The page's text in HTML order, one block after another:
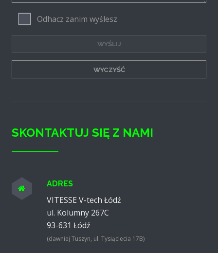
Odhacz zanim wyślesz
SKONTAKTUJ SIĘ Z NAMI
ADRES
VITESSE V-tech Łódź
ul. Kolumny 267C
93-631 Łódź
(dawniej Tuszyn, ul. Tysiąclecia 17B)